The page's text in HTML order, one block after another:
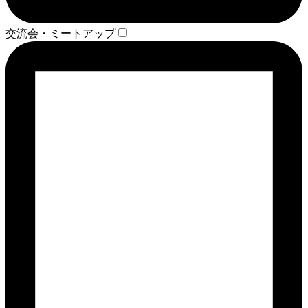
交流会・ミートアップ